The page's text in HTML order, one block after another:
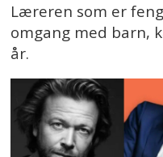
Læreren som er
omgang med barn,
år.